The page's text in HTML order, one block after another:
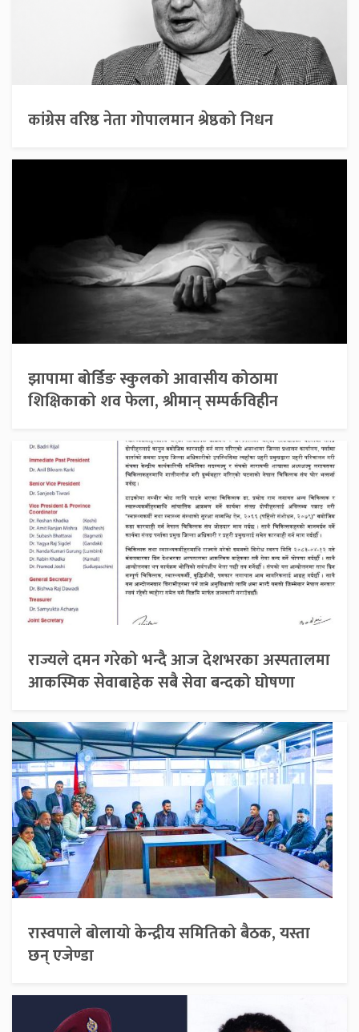
कांग्रेस वरिष्ठ नेता गोपालमान श्रेष्ठको निधन
झापामा बोर्डिङ स्कुलको आवासीय कोठामा
शिक्षिकाको शव फेला, श्रीमान् सम्पर्कविहीन
राज्यले दमन गरेको भन्दै आज देशभरका अस्पतालमा
आकस्मिक सेवाबाहेक सबै सेवा बन्दको घोषणा
रास्वपाले बोलायो केन्द्रीय समितिको बैठक, यस्ता
छन् एजेण्डा